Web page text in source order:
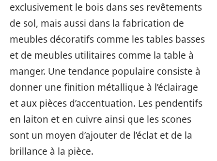
exclusivement le bois dans ses revêtements
de sol, mais aussi dans la fabrication de
meubles décoratifs comme les tables basses
et de meubles utilitaires comme la table à
manger. Une tendance populaire consiste à
donner une finition métallique à l’éclairage
et aux pièces d’accentuation. Les pendentifs
en laiton et en cuivre ainsi que les scones
sont un moyen d’ajouter de l’éclat et de la
brillance à la pièce.